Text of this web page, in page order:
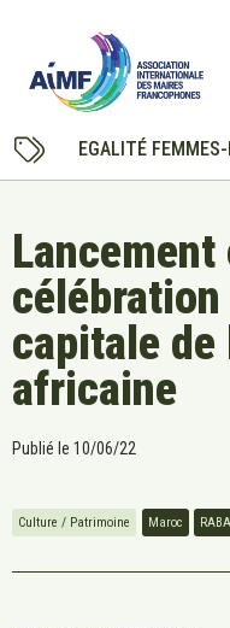
EGALITÉ
célébration
capitale
africaine
Publié le 10/06/22
Culture / Patrimoine Maroc